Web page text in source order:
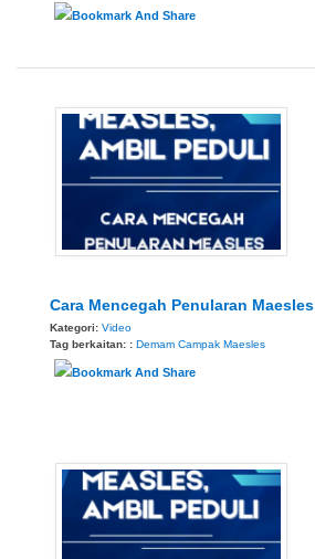
Cara Mencegah Penularan Maesles
Kategori: Video
Tag berkaitan: : Demam Campak Maesles